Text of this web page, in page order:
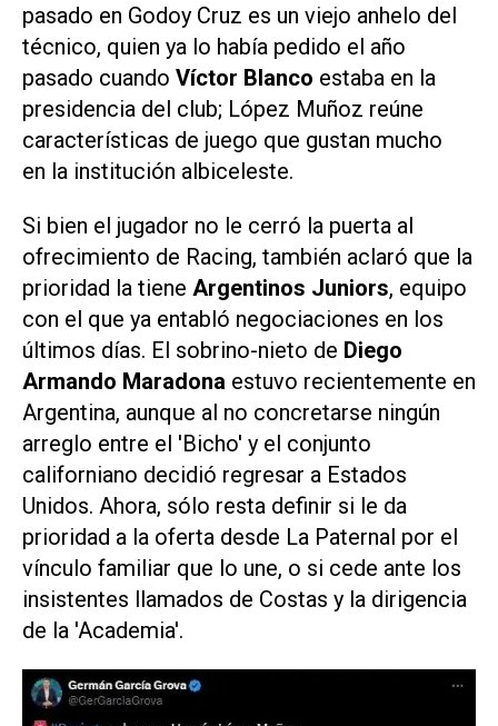
pasado en Godoy Cruz es un viejo anhelo del
técnico, quien ya lo había pedido el año
pasado cuando Víctor Blanco estaba en la
presidencia del club; López Muñoz reúne
características de juego que gustan mucho
en la institución albiceleste.
Si bien el jugador no le cerró la puerta al
ofrecimiento de Racing, también aclaró que la
prioridad la tiene Argentinos Juniors, equipo
con el que ya entabló negociaciones en los
últimos días. El sobrino-nieto de Diego
Armando Maradona estuvo recientemente en
Argentina, aunque al no concretarse ningún
arreglo entre el 'Bicho' y el conjunto
californiano decidió regresar a Estados
Unidos. Ahora, sólo resta definir si le da
prioridad a la oferta desde La Paternal por el
vínculo familiar que lo une, o si cede ante los
insistentes llamados de Costas y la dirigencia
de la 'Academia'.